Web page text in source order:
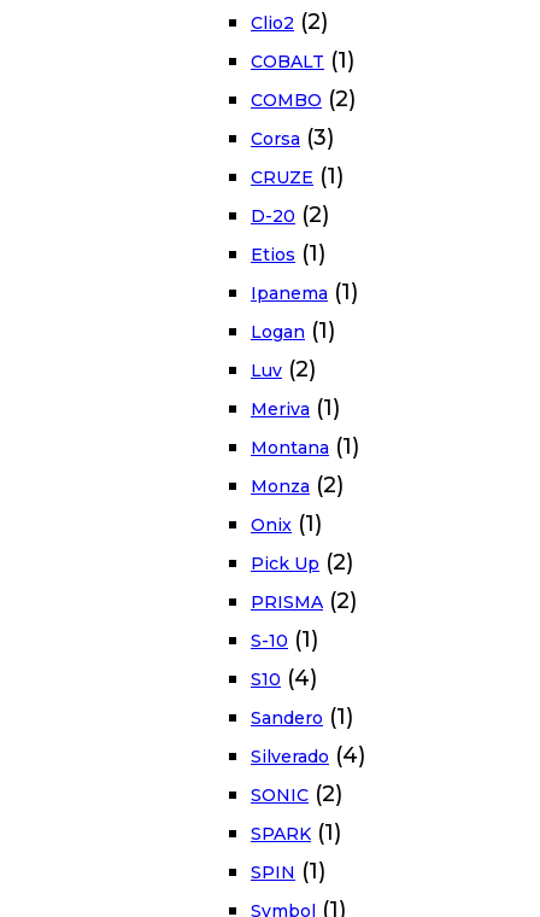
Clio2 (2)
COBALT (1)
COMBO (2)
Corsa (3)
CRUZE (1)
D-20 (2)
Etios (1)
Ipanema (1)
Logan (1)
Luv (2)
Meriva (1)
Montana (1)
Monza (2)
Onix (1)
Pick Up (2)
PRISMA (2)
S-10 (1)
S10 (4)
Sandero (1)
Silverado (4)
SONIC (2)
SPARK (1)
SPIN (1)
Symbol (1)